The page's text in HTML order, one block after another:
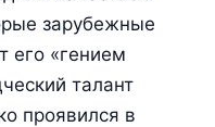
зарубежные
его «гением
талант
проявился в